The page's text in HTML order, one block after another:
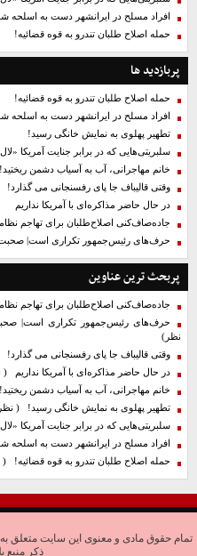
افراد مسلح در ایرانشهر دست به اسلحه
حمله اصلاح طلبان تندرو به قوه قضائیه!
پربازدید ها
حمله اصلاح طلبان تندرو به قوه قضائیه!
افراد مسلح در ایرانشهر دست به اسلحه
تطهیر پهلوی به نمایش خانگی رسید!
سلبریتی‌هایی که در برابر جنایت آمریکا
خانم مهاجرانی، آب به آسیاب دشمن ریختید!
وقتی قالیباف جا پای رفسنجانی می گذارد!
در حال حاضر مذاکره‌ای با آمریکا نداریم
جاده‌صاف‌کنی اصلاح‌طلبان برای تهاجم
حرف‌های رئیس‌جمهور تکراری است|
پربحث ترین عناوین
جاده‌صاف‌کنی اصلاح‌طلبان برای تهاجم
حرف‌های رئیس‌جمهور تکراری است|
نظر)
وقتی قالیباف جا پای رفسنجانی می گذارد!
در حال حاضر مذاکره‌ای با آمریکا نداریم
(
خانم مهاجرانی، آب به آسیاب دشمن ریختید!
تطهیر پهلوی به نمایش خانگی رسید! (
سلبریتی‌هایی که در برابر جنایت آمریکا
افراد مسلح در ایرانشهر دست به اسلحه
حمله اصلاح طلبان تندرو به قوه قضائیه! (
تمام حقوق مادی و معنوی این سایت متعلق
ذکر منبع